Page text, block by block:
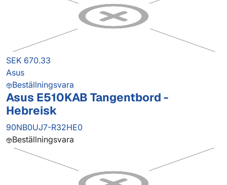
SEK 670.33
Asus
Beställningsvara
Asus E510KAB Tangentbord -
Hebreisk
90NB0UJ7-R32HE0
Beställningsvara